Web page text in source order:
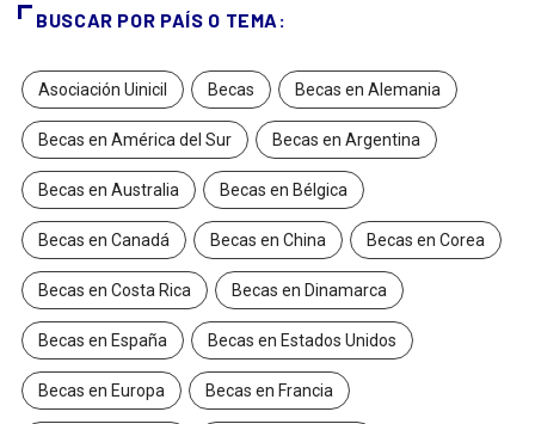
BUSCAR POR PAÍS O TEMA:
Asociación Uinicil Becas Becas en Alemania
Becas en América del Sur Becas en Argentina
Becas en Australia Becas en Bélgica
Becas en Canadá Becas en China Becas en Corea
Becas en Costa Rica Becas en Dinamarca
Becas en España Becas en Estados Unidos
Becas en Europa Becas en Francia